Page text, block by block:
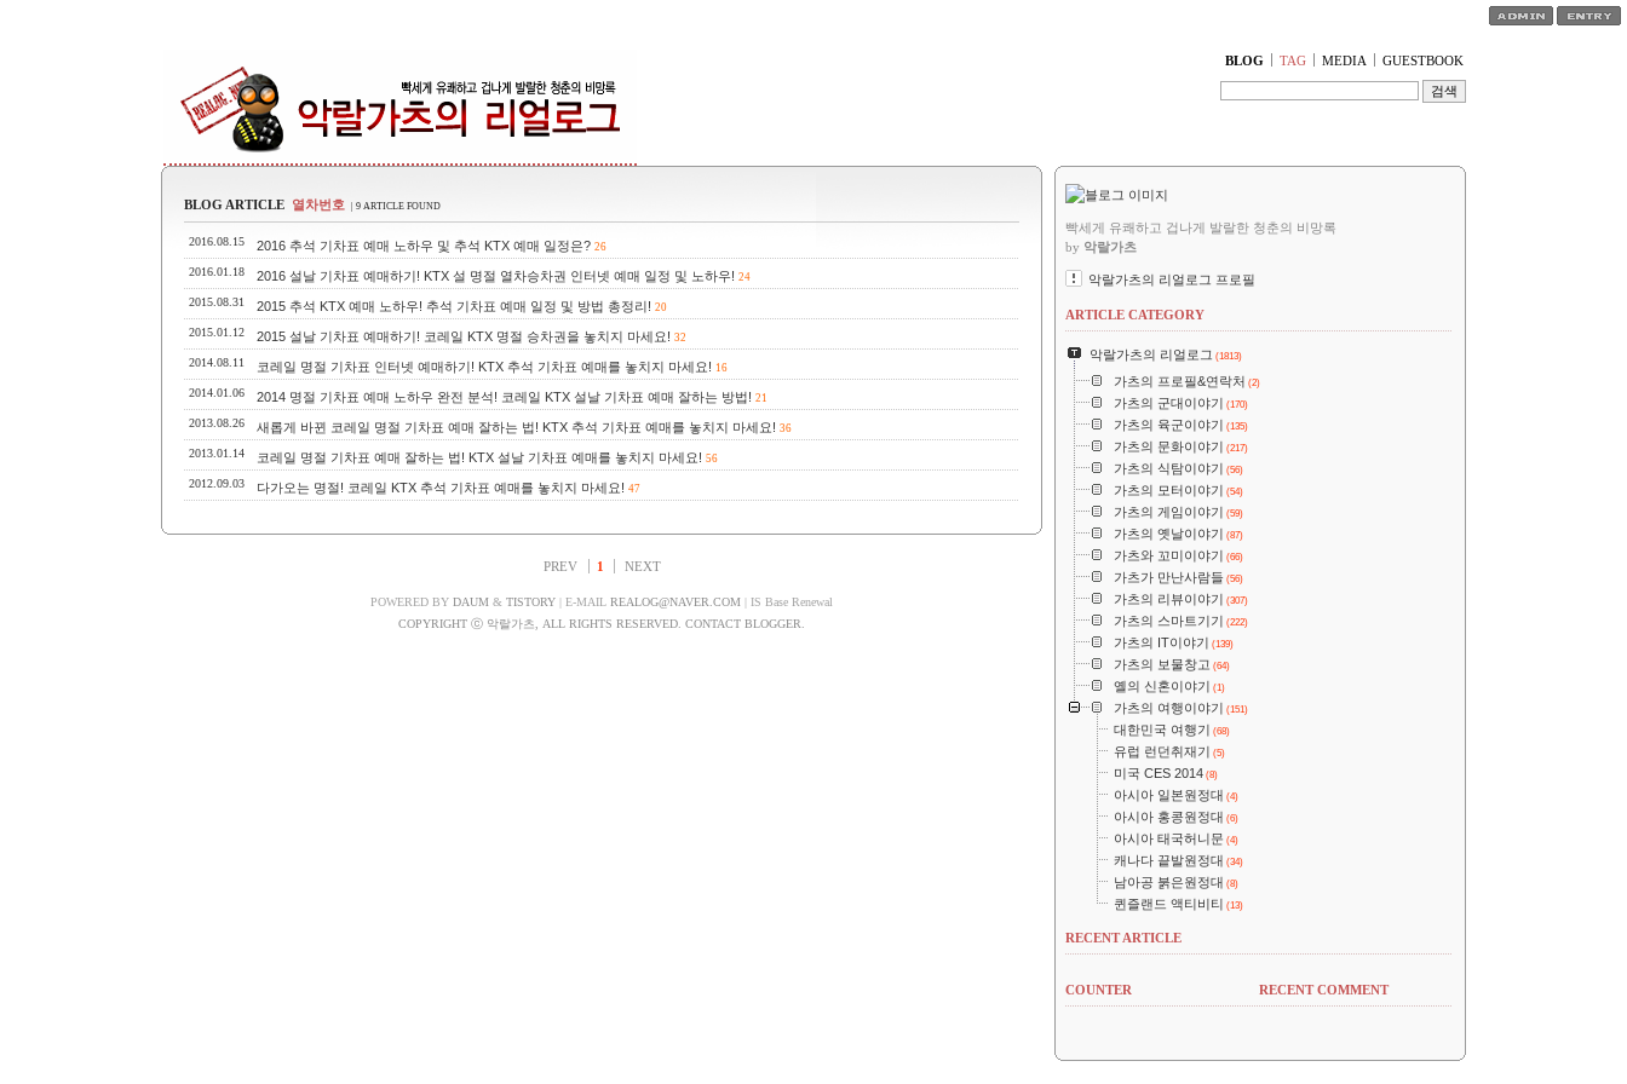
BLOG TAG MEDIA GUESTBOOK
BLOG ARTICLE 열차번호 | 9 ARTICLE FOUND
2016.08.15 2016 추석 기차표 예매 노하우 및 추석 KTX 예매 일정은? 26
2016.01.18 2016 설날 기차표 예매하기! KTX 설 명절 열차승차권 인터넷 예매 일정 및 노하우! 24
2015.08.31 2015 추석 KTX 예매 노하우! 추석 기차표 예매 일정 및 방법 총정리! 20
2015.01.12 2015 설날 기차표 예매하기! 코레일 KTX 명절 승차권을 놓치지 마세요! 32
2014.08.11 코레일 명절 기차표 인터넷 예매하기! KTX 추석 기차표 예매를 놓치지 마세요! 16
2014.01.06 2014 명절 기차표 예매 노하우 완전 분석! 코레일 KTX 설날 기차표 예매 잘하는 방법! 21
2013.08.26 새롭게 바뀐 코레일 명절 기차표 예매 잘하는 법! KTX 추석 기차표 예매를 놓치지 마세요! 36
2013.01.14 코레일 명절 기차표 예매 잘하는 법! KTX 설날 기차표 예매를 놓치지 마세요! 56
2012.09.03 다가오는 명절! 코레일 KTX 추석 기차표 예매를 놓치지 마세요! 47
PREV 1 NEXT
POWERED BY DAUM & TISTORY | E-MAIL REALOG@NAVER.COM | IS Base Renewal
COPYRIGHT ⓒ 악랄가츠, ALL RIGHTS RESERVED. CONTACT BLOGGER.
빡세게 유쾌하고 겁나게 발랄한 청춘의 비망록
by 악랄가츠
악랄가츠의 리얼로그 프로필
ARTICLE CATEGORY
악랄가츠의 리얼로그 (1813)
가츠의 프로필&연락처 (2)
가츠의 군대이야기 (170)
가츠의 육군이야기 (135)
가츠의 문화이야기 (217)
가츠의 식탐이야기 (56)
가츠의 모터이야기 (54)
가츠의 게임이야기 (59)
가츠의 옛날이야기 (87)
가츠와 꼬미이야기 (66)
가츠가 만난사람들 (56)
가츠의 리뷰이야기 (307)
가츠의 스마트기기 (222)
가츠의 IT이야기 (139)
가츠의 보물창고 (64)
옐의 신혼이야기 (1)
가츠의 여행이야기 (151)
대한민국 여행기 (68)
유럽 런던취재기 (5)
미국 CES 2014 (8)
아시아 일본원정대 (4)
아시아 홍콩원정대 (6)
아시아 태국허니문 (4)
캐나다 끝발원정대 (34)
남아공 붉은원정대 (8)
퀸즐랜드 액티비티 (13)
RECENT ARTICLE
COUNTER RECENT COMMENT
티스토리툴바